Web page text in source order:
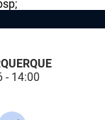
- 14:00